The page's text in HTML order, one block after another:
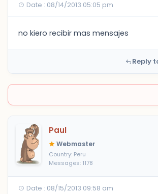
Date : 08/14/2013 05:05 pm
no kiero recibir mas mensajes
Reply
Paul
Webmaster
Country: Peru
Messages: 1178
Date : 08/15/2013 09:58 am